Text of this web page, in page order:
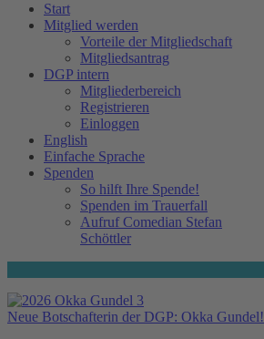
Start
Mitglied werden
Vorteile der Mitgliedschaft
Mitgliedsantrag
DGP intern
Mitgliederbereich
Registrieren
Einloggen
English
Einfache Sprache
Spenden
So hilft Ihre Spende!
Spenden im Trauerfall
Aufruf Comedian Stefan
Schöttler
Neue Botschafterin der DGP: Okka Gundel!